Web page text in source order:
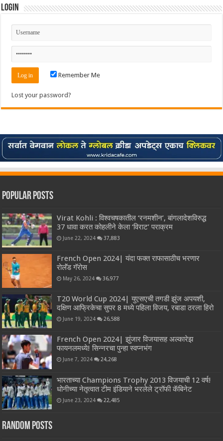
Login
Remember Me
Lost your password?
Popular Posts
Virat Kohli : विश्वचषकातील ‘रनमशीन’, बांगलादेशविरुद्ध
37 धावा करत कोहलीने केला ‘विराट’ पराक्रम
June 22, 2024 37,883
French Open 2024| यंदा फक्त राफासाठीच भरणार
रोलॅंड गॅरोस
May 26, 2024 36,977
T20 World Cup 2024| युएसएची तगडी झुंज अपयशी,
दक्षिण आफ्रिकेचा सुपर 8 मध्ये पहिला विजय, रबाडा ठरला हिरो
June 19, 2024 26,588
French Open 2024| झुंजार विजयासह अल्कारेझ
फायनलमध्ये! सिन्नरचा पुन्हा स्वप्नभंग
June 7, 2024 24,268
भारताच्या Champions Trophy 2013 विजयाची 12 वर्ष!
धोनीच्या नेतृत्वात टीम इंडियाने भरलेले ट्रॉफी कॅबिनेट
June 23, 2024 22,485
Random Posts